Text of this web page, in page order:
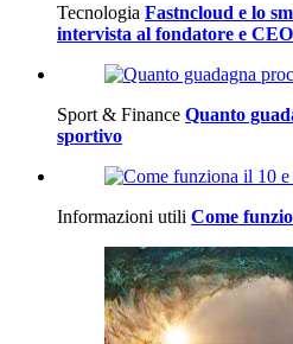
Tecnologia Fastncloud e lo
intervista al fondatore e
Sport & Finance Quanto
sportivo
Informazioni utili Come